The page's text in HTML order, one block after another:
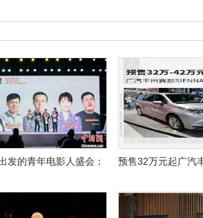
发的青年电影人盛会： 预售32万元起广汽